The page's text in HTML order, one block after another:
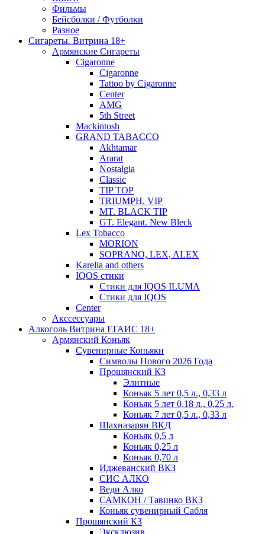
Фильмы
Бейсболки / Футболки
Разное
Сигареты. Витрина 18+
Армянские Сигареты
Cigaronne
Cigaronne
Tattoo by Cigaronne
Center
AMG
5th Street
Mackintosh
GRAND TABACCO
Akhtamar
Ararat
Nostalgia
Classic
TIP TOP
TRIUMPH. VIP
MT. BLACK TIP
GT. Elegant. New Bleck
Lex Tobacco
MORION
SOPRANO, LEX, ALEX
Karelia and others
IQOS стики
Стики для IQOS ILUMA
Стики для IQOS
Сenter
Акссессуары
Алкоголь Витрина ЕГАИС 18+
Армянский Коньяк
Сувенирные Коньяки
Символы Нового 2026 Года
Прошянский КЗ
Элитные
Коньяк 5 лет 0,5 л., 0,33 л
Коньяк 5 лет 0,18 л., 0,25 л.
Коньяк 7 лет 0,5 л., 0,33 л
Шахназарян ВКД
Коньяк 0,5 л
Коньяк 0,25 л
Коньяк 0,70 л
Иджеванский ВКЗ
СИС АЛКО
Веди Алко
САМКОН / Тавинко ВКЗ
Коньяк сувенирный Сабля
Прошянский КЗ
Эксклюзив